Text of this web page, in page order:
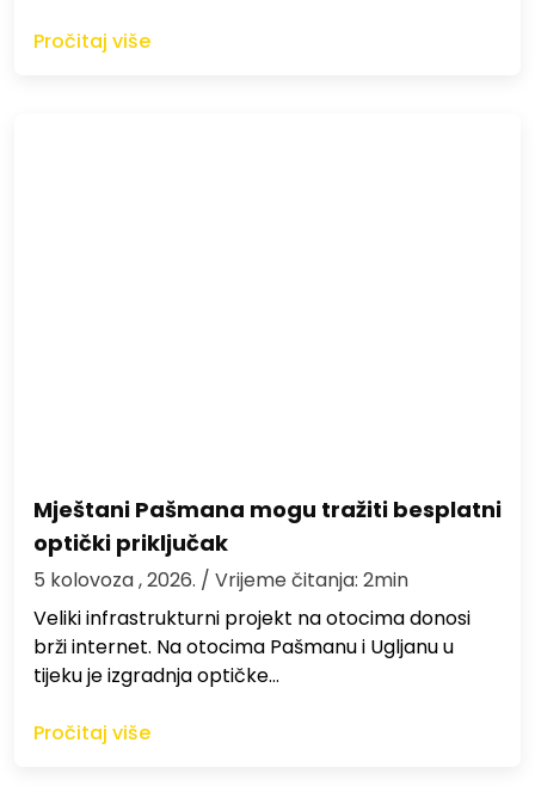
Pročitaj više
Mještani Pašmana mogu tražiti besplatni
optički priključak
5 kolovoza , 2026. / Vrijeme čitanja: 2min
Veliki infrastrukturni projekt na otocima donosi
brži internet. Na otocima Pašmanu i Ugljanu u
tijeku je izgradnja optičke…
Pročitaj više